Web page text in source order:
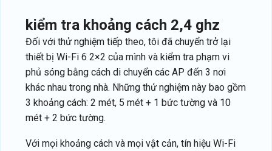
kiểm tra khoảng cách 2,4 ghz
Đối với thử nghiệm tiếp theo, tôi đã chuyển trở lại
thiết bị Wi-Fi 6 2×2 của mình và kiểm tra phạm vi
phủ sóng bằng cách di chuyển các AP đến 3 nơi
khác nhau trong nhà. Những thử nghiệm này bao gồm
3 khoảng cách: 2 mét, 5 mét + 1 bức tường và 10
mét + 2 bức tường.
Với mọi khoảng cách và mọi vật cản, tín hiệu Wi-Fi